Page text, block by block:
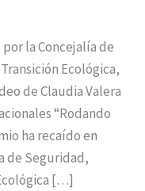
la Concejalía de
Ecológica,
de Claudia Valera
“Rodando
ha recaído en
de Seguridad,
[…]